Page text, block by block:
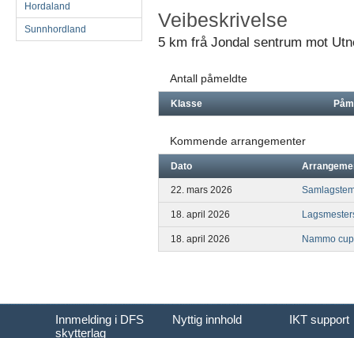
Hordaland
Sunnhordland Veibeskrivelse
5 km frå Jondal sentrum mot
Antall påmeldte
Klasse
Kommende arrangementer
Dato
22. mars 2026
18. april 2026
18. april 2026 Nammo
Innmelding i DFS
skytterlag
Nyttig innhold IKT support